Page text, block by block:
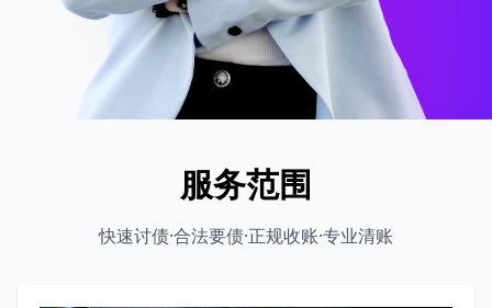
服务范围
快速讨债·合法要债·正规收账·专业清账